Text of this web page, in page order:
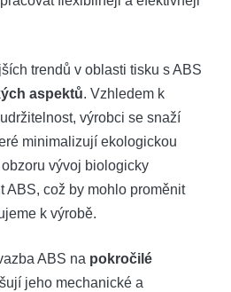
trendů v oblasti tisku s ABS
aspektů. Vzhledem k
výrobci se snaží
minimalizují ekologickou
vývoj biologicky
ABS, což by mohlo proměnit
k výrobě.
ABS na pokročilé
jeho mechanické a